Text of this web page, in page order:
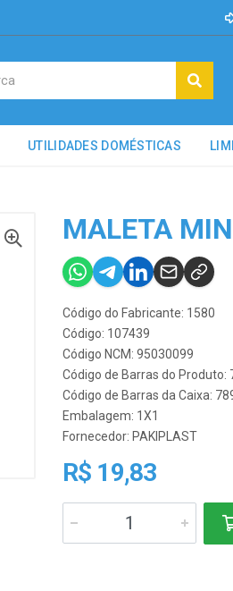
UTILIDADES DOMÉSTICAS
MALETA
Código do Fabricante: 1580
Código: 107439
Código NCM: 95030099
Código de Barras do Produto:
Código de Barras da Caixa:
Embalagem: 1X1
Fornecedor: PAKIPLAST
R$ 19,83